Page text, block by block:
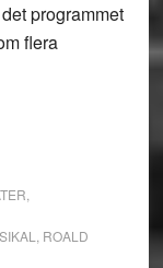
programmet
flera
ROALD